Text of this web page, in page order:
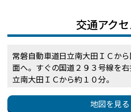
交通アク
常磐自動車道日立南大田ＩＣか
面へ。すぐの国道２９３号線を
立南大田ＩＣから約１０分。
地図を見る